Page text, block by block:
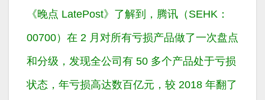
《晚点 LatePost》了解到，腾讯（SEHK：
00700）在 2 月对所有亏损产品做了一次盘点
和分级，发现全公司有 50 多个产品处于亏损
状态，年亏损高达数百亿元，较 2018 年翻了